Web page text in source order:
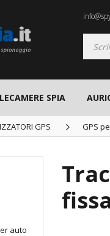
SPIA
GPS GPS
auto